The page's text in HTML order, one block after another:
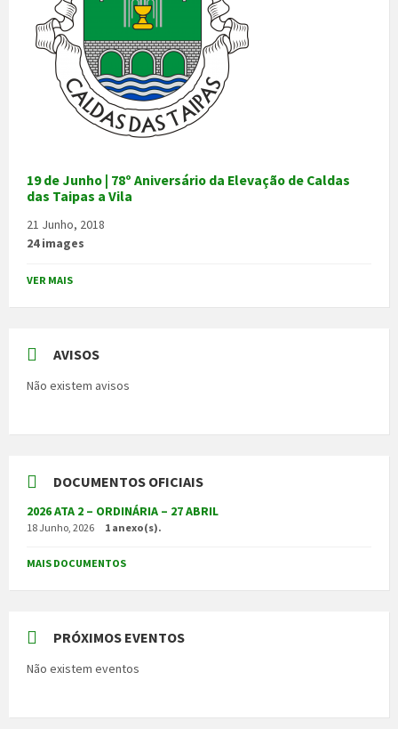
19 de Junho | 78º Aniversário da Elevação de Caldas
das Taipas a Vila
21 Junho, 2018
24 images
VER MAIS
AVISOS
Não existem avisos
DOCUMENTOS OFICIAIS
2026 ATA 2 – ORDINÁRIA – 27 ABRIL
18 Junho, 2026 1 anexo(s).
MAIS DOCUMENTOS
PRÓXIMOS EVENTOS
Não existem eventos